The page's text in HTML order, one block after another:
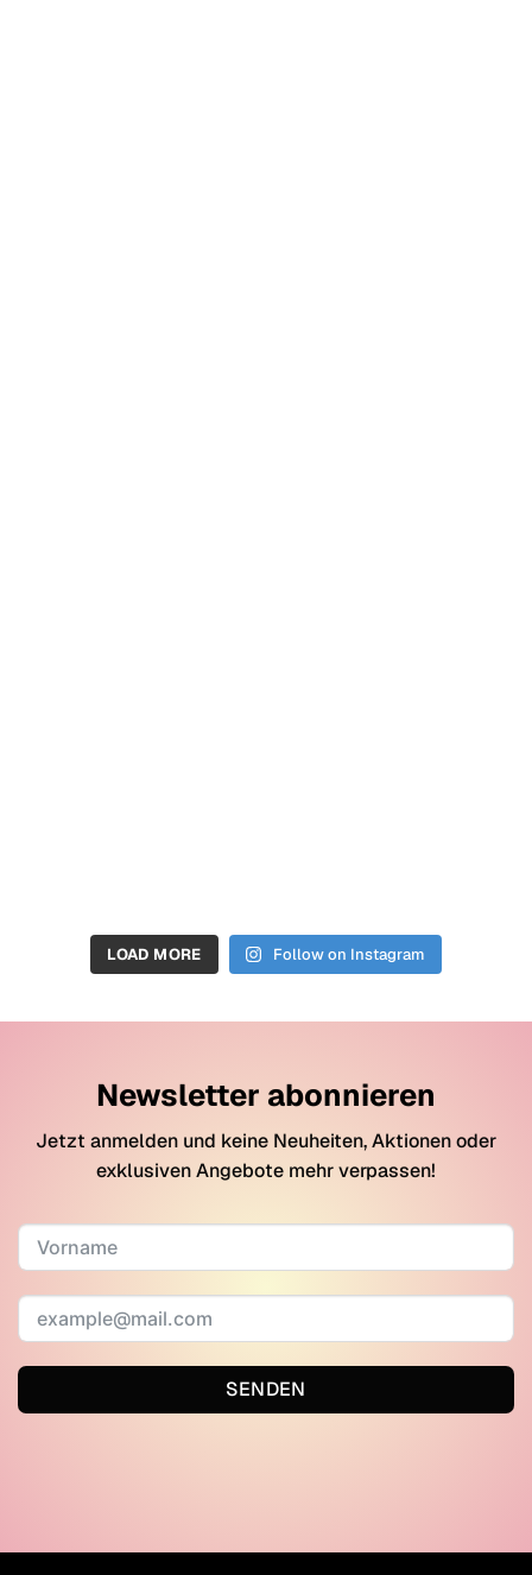
LOAD MORE Follow on Instagram
Newsletter abonnieren
Jetzt anmelden und keine Neuheiten, Aktionen oder
exklusiven Angebote mehr verpassen!
SENDEN